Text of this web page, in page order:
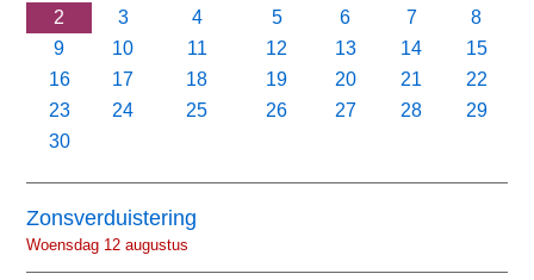
2
3 4 5 6 7
8
9
10 11 12 13 14
15
16
17 18 19 20 21
22
23
24 25 26 27 28
29
30
Zonsverduistering
Woensdag 12 augustus